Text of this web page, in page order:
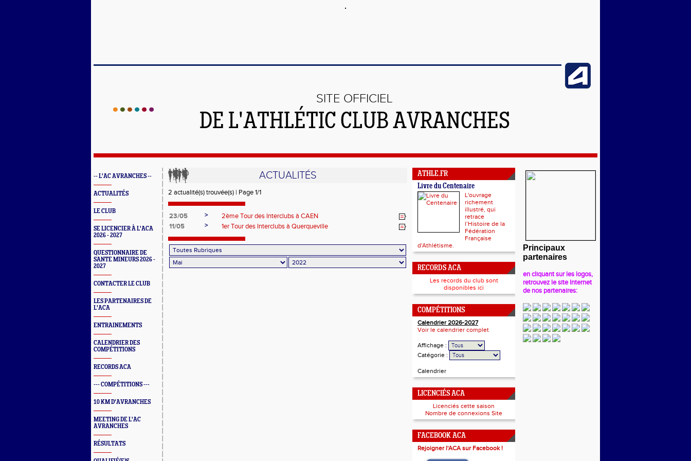
SITE OFFICIEL
DE L'ATHLÉTIC CLUB AVRANCHES
-- L'AC AVRANCHES --
ACTUALITÉS
LE CLUB
SE LICENCIER À L'ACA
2026 - 2027
QUESTIONNAIRE DE
SANTE MINEURS 2026 -
2027
CONTACTER LE CLUB
LES PARTENAIRES DE
L'ACA
ENTRAINEMENTS
CALENDRIER DES
COMPÉTITIONS
RECORDS ACA
--- COMPÉTITIONS ---
10 KM D'AVRANCHES
MEETING DE L'AC
AVRANCHES
RÉSULTATS
ACTUALITÉS
2 actualité(s) trouvée(s) | Page 1/1
23/05 >
2ème Tour des Interclubs à CAEN
11/05
> 1er Tour des Interclubs à Querqueville
ATHLE.FR
Livre du Centenaire
L'ouvrage
richement
illustré, qui
retrace
l’Histoire de la
Fédération
Française
d'Athlétisme.
RECORDS ACA
Les records du club sont
disponibles ici
COMPÉTITIONS
Calendrier 2026-2027
Voir le calendrier complet
Affichage :
Catégorie :
Calendrier
LICENCIÉS ACA
Licenciés cette saison
Nombre de connexions Site
FACEBOOK ACA
Rejoigner l'ACA sur Facebook !
Principaux
partenaires
en cliquant sur les logos,
retrouvez le site Internet
de nos partenaires: